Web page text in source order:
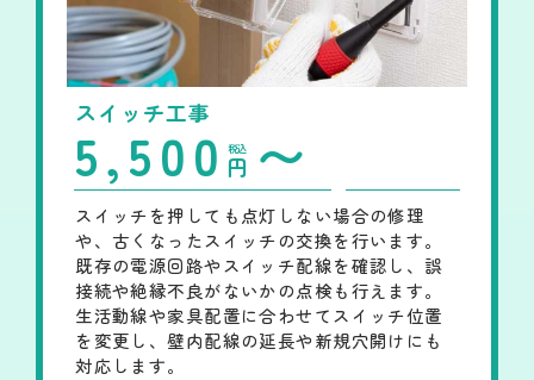
スイッチ工事
5,500 円 〜
税込
スイッチを押しても点灯しない場合の修理
や、古くなったスイッチの交換を行います。
既存の電源回路やスイッチ配線を確認し、誤
接続や絶縁不良がないかの点検も行えます。
生活動線や家具配置に合わせてスイッチ位置
を変更し、壁内配線の延長や新規穴開けにも
対応します。